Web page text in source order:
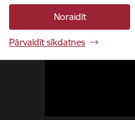
Noraidīt
Pārvaldīt sīkdatnes